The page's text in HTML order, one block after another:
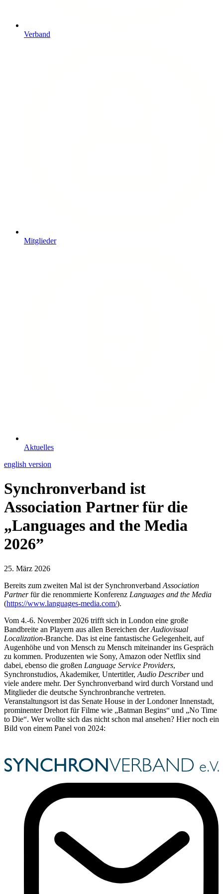
Verband
Mitglieder
Aktuelles
english version
Synchronverband ist
Association Partner für die
„Languages and the Media
2026”
25. März 2026
Bereits zum zweiten Mal ist der Synchronverband Association
Partnerfür die renommierte Konferenz Languages and the Media
(https://www.languages-media.com/).
Vom 4.-6. November 2026 trifft sich in London eine große
Bandbreite an Playern aus allen Bereichen derAudiovisual
Localization-Branche. Das ist eine fantastische Gelegenheit, auf
Augenhöhe und von Mensch zu Mensch miteinander ins Gespräch
zu kommen. Produzenten wie Sony, Amazon oder Netflix sind
dabei, ebenso die großen Language Service Providers,
Synchronstudios, Akademiker, Untertitler, Audio Describerund
viele andere mehr. Der Synchronverband wird durch Vorstand und
Mitglieder die deutsche Synchronbranche vertreten.
Veranstaltungsort ist das Senate House in der Londoner Innenstadt,
prominenter Drehort für Filme wie „Batman Begins“ und „No Time
to Die“. Wer wollte sich das nicht schon mal ansehen? Hier noch ein
Bild von einem Panel von 2024: